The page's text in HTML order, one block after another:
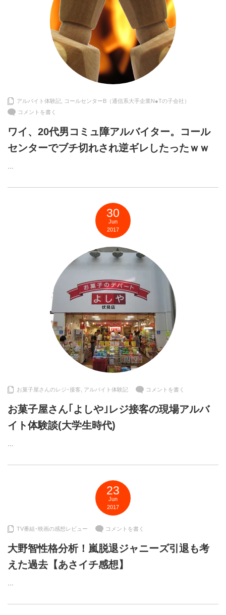
アルバイト体験記
コールセンターB（通信系大手企業N●Tの子会社）
コメントを書く
ワイ、20代男コミュ障アルバイター。コール
センターでブチ切れされ逆ギレしたったｗｗ
…
30
Jun
2017
お菓子屋さんのレジ･接客 アルバイト体験記 コメントを書く
お菓子屋さん｢よしや｣レジ接客の現場アルバ
イト体験談(大学生時代)
…
23
Jun
2017
TV番組･映画の感想レビュー コメントを書く
大野智性格分析！嵐脱退ジャニーズ引退も考
えた過去【あさイチ感想】
…